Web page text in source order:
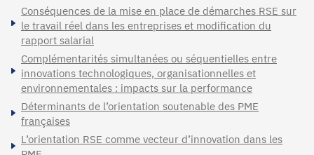
Conséquences de la mise en place de démarches RSE sur
le travail réel dans les entreprises et modification du
rapport salarial
Complémentarités simultanées ou séquentielles entre
innovations technologiques, organisationnelles et
environnementales : impacts sur la performance
Déterminants de l’orientation soutenable des PME
françaises
L’orientation RSE comme vecteur d’innovation dans les